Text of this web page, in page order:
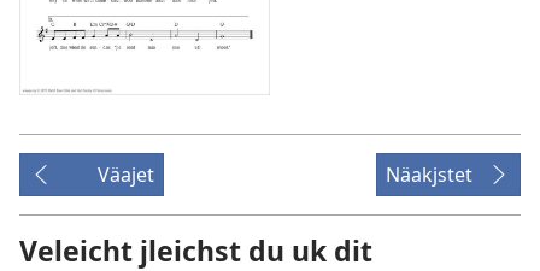
Väajet Näakjstet
Veleicht jleichst du uk dit